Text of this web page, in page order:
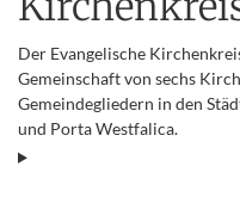
Der Evangelische
Gemeinschaft von sechs
Gemeindegliedern in den
und Porta Westfalica.